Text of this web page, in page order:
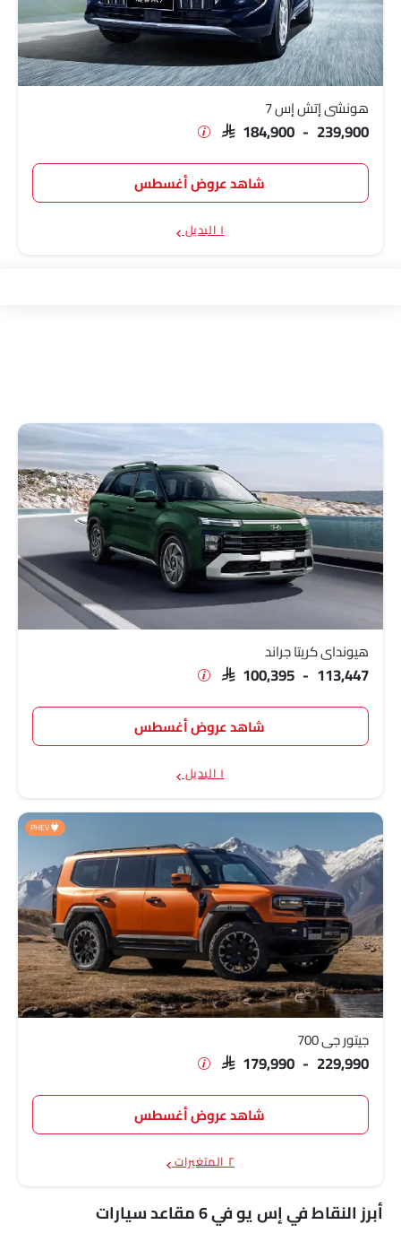
هونشي إتش إس 7
SAR 184,900 - 239,900
شاهد عروض أغسطس
١ البديل
هيونداي كريتا جراند
SAR 100,395 - 113,447
شاهد عروض أغسطس
١ البديل
PHEV
جيتور جي 700
SAR 179,990 - 229,990
شاهد عروض أغسطس
٢ المتغيرات
أبرز النقاط في إس يو في 6 مقاعد سيارات